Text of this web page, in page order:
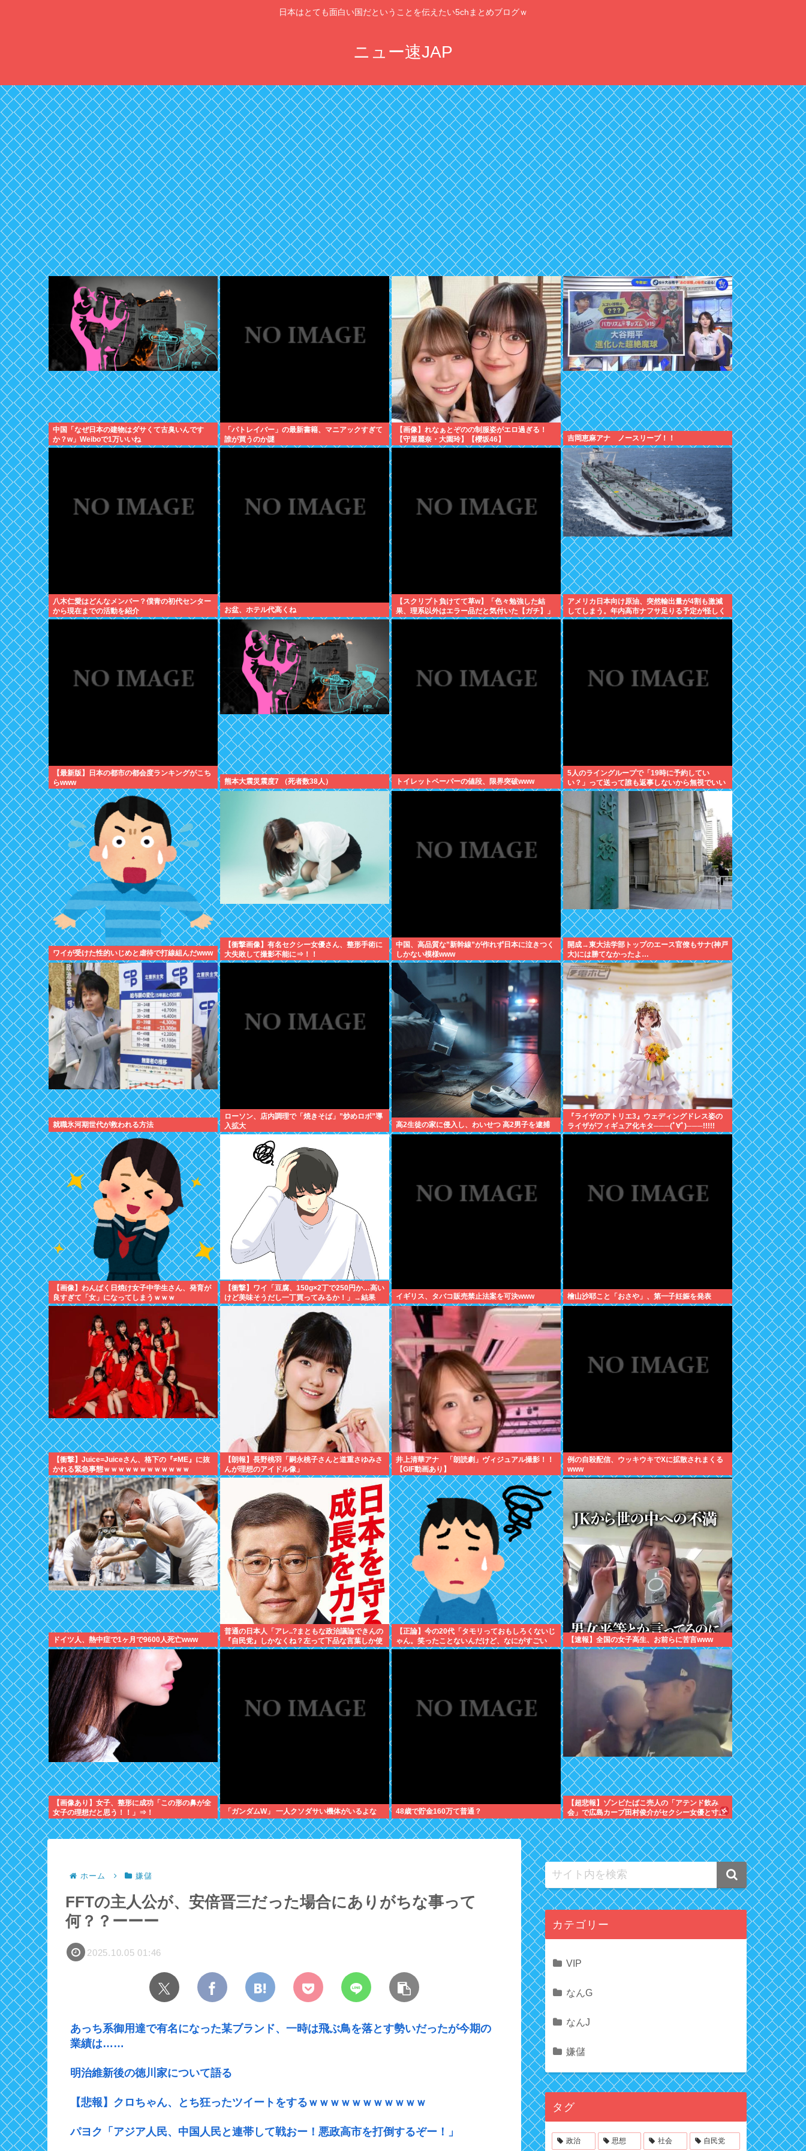
日本はとても面白い国だということを伝えたい5chまとめブログｗ
ニュー速JAP
中国「なぜ日本の建物はダサくて古臭いんです
か？w」Weiboで1万いいね
「パトレイバー」の最新書籍、マニアックすぎて
誰が買うのか謎
【画像】れなぁとぞのの制服姿がエロ過ぎる！
【守屋麗奈・大園玲】【櫻坂46】
吉岡恵麻アナ ノースリーブ！！
八木仁愛はどんなメンバー？僕青の初代センター
から現在までの活動を紹介
お盆、ホテル代高くね
【スクリプト負けてて草w】「色々勉強した結
果、理系以外はエラー品だと気付いた【ガチ】」
について、もっと具体的に話そうか
アメリカ日本向け原油、突然輸出量が4割も激減
してしまう。年内高市ナフサ足りる予定が怪しく
なりはじめる
【最新版】日本の都市の都会度ランキングがこち
らwww
熊本大震災震度7 （死者数38人） トイレットペーパーの値段、限界突破www
5人のライングループで「19時に予約してい
い？」って送って誰も返事しないから無視でいい
よね？
ワイが受けた性的いじめと虐待で打線組んだwww
【衝撃画像】有名セクシー女優さん、整形手術に
大失敗して撮影不能に⇒！！
中国、高品質な”新幹線”が作れず日本に泣きつく
しかない模様www
開成→東大法学部トップのエース官僚もサナ(神戸
大)には勝てなかったよ…
就職氷河期世代が救われる方法
ローソン、店内調理で「焼きそば」”炒めロボ”導
入拡大
高2生徒の家に侵入し、わいせつ 高2男子を逮捕
『ライザのアトリエ3』ウェディングドレス姿の
ライザがフィギュア化キタ───(ﾟ∀ﾟ)───!!!!!
【画像】わんぱく日焼け女子中学生さん、発育が
良すぎて「女」になってしまうｗｗｗ
【衝撃】ワイ「豆腐、150g×2丁で250円か…高い
けど美味そうだし一丁買ってみるか！」→結果
www(※画像あり)
イギリス、タバコ販売禁止法案を可決www 檜山沙耶こと「おさや」、第一子妊娠を発表
【衝撃】Juice=Juiceさん、格下の『≠ME』に抜
かれる緊急事態ｗｗｗｗｗｗｗｗｗｗｗｗ
【朗報】長野桃羽「嗣永桃子さんと道重さゆみさ
んが理想のアイドル像」
井上清華アナ 「朗読劇」ヴィジュアル撮影！！
【GIF動画あり】
例の自殺配信、ウッキウキでXに拡散されまくる
www
ドイツ人、熱中症で1ヶ月で9600人死亡www
普通の日本人「アレ..?まともな政治議論できんの
『自民党』しかなくね？左って下品な言葉しか使
えない のイメージ」
【正論】今の20代「タモリっておもしろくないじ
ゃん。笑ったことないんだけど、なにがすごい
の？」
【速報】全国の女子高生、お前らに苦言www
【画像あり】女子、整形に成功「この形の鼻が全
女子の理想だと思う！！」⇒！
「ガンダムW」 一人クソダサい機体がいるよな 48歳で貯金160万て普通？
【超悲報】ゾンビたばこ売人の「アテンド飲み
会」で広島カープ田村俊介がセクシー女優と寸止
めキスｗｗｗ
ホーム 嫌儲
FFTの主人公が、安倍晋三だった場合にありがちな事って
何？？ーーー
2025.10.05 01:46
あっち系御用達で有名になった某ブランド、一時は飛ぶ鳥を落とす勢いだったが今期の
業績は……
明治維新後の徳川家について語る
【悲報】クロちゃん、とち狂ったツイートをするｗｗｗｗｗｗｗｗｗｗｗ
パヨク「アジア人民、中国人民と連帯して戦おー！悪政高市を打倒するぞー！」
カテゴリー
VIP
なんG
なんJ
嫌儲
タグ
政治 思想 社会 自民党